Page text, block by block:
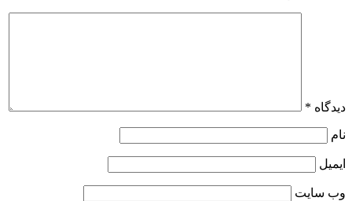
دیدگاه *
نام
ایمیل
وب‌ سایت